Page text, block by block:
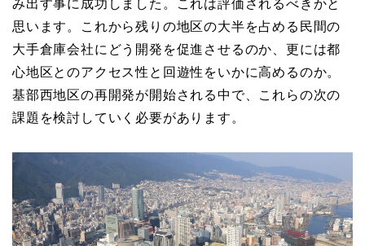
み出す事に成功しました。これは評価されるべきかと
思います。これから残りの地区の大半を占める民間の
大手倉庫会社にどう開発を促進させるのか、更には都
心地区とのアクセス性と回遊性をいかに高めるのか。
基部西地区の再開発が開始される中で、これらの次の
課題を検討していく必要があります。